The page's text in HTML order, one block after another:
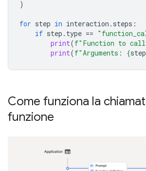
)
for step in interaction . steps :
if step . type ==
print(f"Function to
print(f"Arguments: {step
Come funziona la
funzione